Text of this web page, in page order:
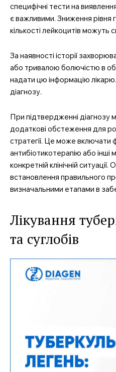
специфічні тести на
є важливими. Зниження рівня
кількості лейкоцитів можуть
За наявності історії
або тривалою болючістю в
надати цю інформацію
діагнозу.
При підтвердженні діагнозу
додаткові обстеження для
стратегії. Це може включати
антибіотикотерапію або інші
конкретній клінічній ситуації.
встановлення правильного
визначальними етапами в
Лікування
та суглобів